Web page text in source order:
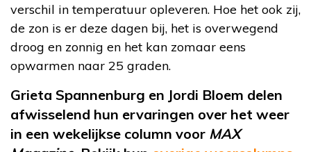
verschil in temperatuur opleveren. Hoe het ook zij,
de zon is er deze dagen bij, het is overwegend
droog en zonnig en het kan zomaar eens
opwarmen naar 25 graden.
Grieta Spannenburg en Jordi Bloem delen
afwisselend hun ervaringen over het weer
in een wekelijkse column voor MAX